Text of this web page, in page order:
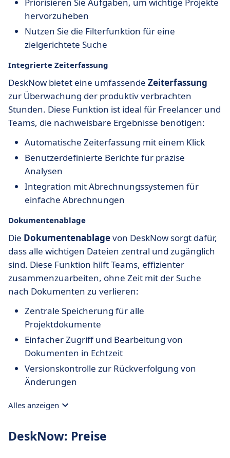
hervorzuheben
Nutzen Sie die Filterfunktion für eine
zielgerichtete Suche
Integrierte Zeiterfassung
DeskNow bietet eine umfassende Zeiterfassung
zur Überwachung der produktiv verbrachten
Stunden. Diese Funktion ist ideal für Freelancer und
Teams, die nachweisbare Ergebnisse benötigen:
Automatische Zeiterfassung mit einem Klick
Benutzerdefinierte Berichte für präzise
Analysen
Integration mit Abrechnungssystemen für
einfache Abrechnungen
Dokumentenablage
Die Dokumentenablagevon DeskNow sorgt dafür,
dass alle wichtigen Dateien zentral und zugänglich
sind. Diese Funktion hilft Teams, effizienter
zusammenzuarbeiten, ohne Zeit mit der Suche
nach Dokumenten zu verlieren:
Zentrale Speicherung für alle
Projektdokumente
Einfacher Zugriff und Bearbeitung von
Dokumenten in Echtzeit
Versionskontrolle zur Rückverfolgung von
Änderungen
Alles anzeigen
DeskNow: Preise